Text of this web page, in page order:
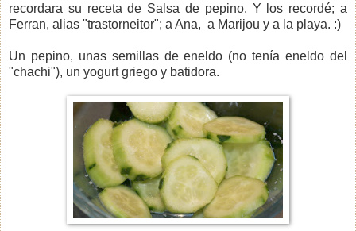
recordara su receta de Salsa de pepino. Y los recordé; a
Ferran, alias "trastorneitor"; a Ana, a Marijou y a la playa. :)
Un pepino, unas semillas de eneldo (no tenía eneldo del
"chachi"), un yogurt griego y batidora.